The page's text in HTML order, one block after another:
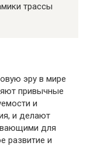
трассы
эру в мире
привычные
и
и делают
для
развитие и